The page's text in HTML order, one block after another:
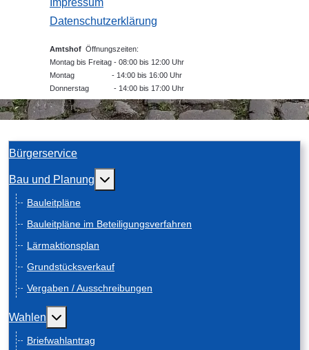
Impressum
Datenschutzerklärung
Amtshof Öffnungszeiten:
Montag bis Freitag - 08:00 bis 12:00 Uhr
Montag - 14:00 bis 16:00 Uhr
Donnerstag - 14:00 bis 17:00 Uhr
Bürgerservice
Bau und Planung Weitere Informationen: Bau und Planung
Bauleitpläne
Bauleitpläne im Beteiligungsverfahren
Lärmaktionsplan
Grundstücksverkauf
Vergaben / Ausschreibungen
Wahlen Weitere Informationen: Wahlen
Briefwahlantrag